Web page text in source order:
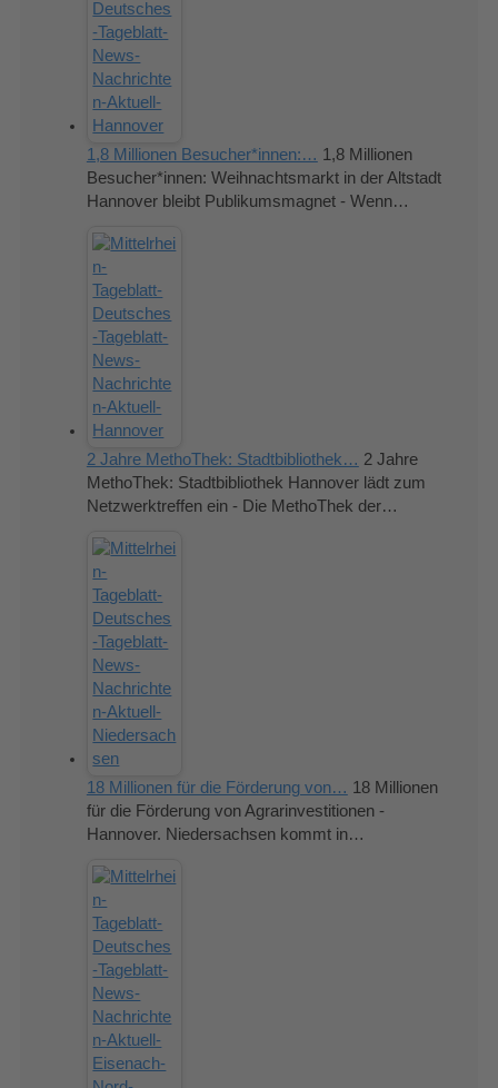
1,8 Millionen Besucher*innen:… 1,8 Millionen
Besucher*innen: Weihnachtsmarkt in der Altstadt
Hannover bleibt Publikumsmagnet - Wenn…
2 Jahre MethoThek: Stadtbibliothek… 2 Jahre
MethoThek: Stadtbibliothek Hannover lädt zum
Netzwerktreffen ein - Die MethoThek der…
18 Millionen für die Förderung von… 18 Millionen
für die Förderung von Agrarinvestitionen -
Hannover. Niedersachsen kommt in…